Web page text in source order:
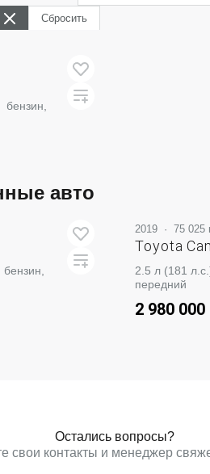
Сбросить
авто
2019 · 75 025
Toyota
2.5 л (181
передний
2 980
Остались вопросы?
свои контакты и менеджер